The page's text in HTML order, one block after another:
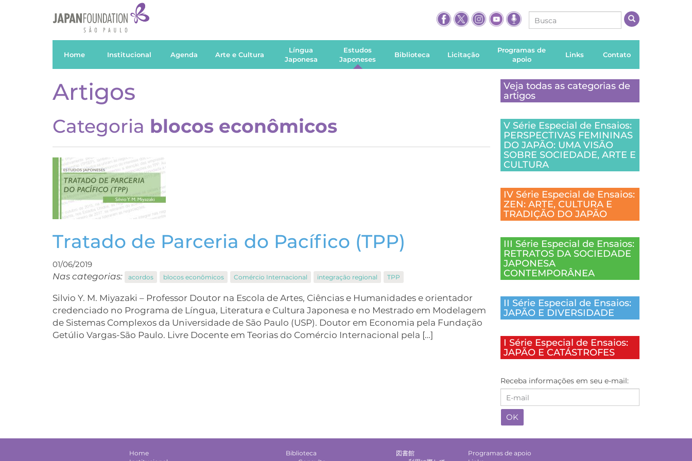
Home Institucional Agenda Arte e Cultura
Língua
Japonesa
Estudos
Japoneses
Biblioteca Licitação
Programas de
apoio
Links Contato
Artigos
Categoria blocos econômicos
Tratado de Parceria do Pacífico (TPP)
01/06/2019
Nas categorias: acordos blocos econômicos Comércio Internacional integração regional TPP
Silvio Y. M. Miyazaki – Professor Doutor na Escola de Artes, Ciências e Humanidades e orientador
credenciado no Programa de Língua, Literatura e Cultura Japonesa e no Mestrado em Modelagem
de Sistemas Complexos da Universidade de São Paulo (USP). Doutor em Economia pela Fundação
Getúlio Vargas-São Paulo. Livre Docente em Teorias do Comércio Internacional pela […]
Veja todas as categorias de
artigos
V Série Especial de Ensaios:
PERSPECTIVAS FEMININAS
DO JAPÃO: UMA VISÃO
SOBRE SOCIEDADE, ARTE E
CULTURA
IV Série Especial de Ensaios:
ZEN: ARTE, CULTURA E
TRADIÇÃO DO JAPÃO
III Série Especial de Ensaios:
RETRATOS DA SOCIEDADE
JAPONESA
CONTEMPORÂNEA
II Série Especial de Ensaios:
JAPÃO E DIVERSIDADE
I Série Especial de Ensaios:
JAPÃO E CATÁSTROFES
Receba informações em seu e-mail:
Home
Biblioteca
図書館
Programas de apoio